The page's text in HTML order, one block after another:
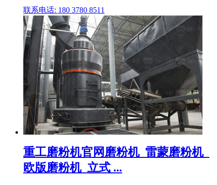
联系电话: 180 3780 8511
重工磨粉机官网磨粉机_雷蒙磨粉机_
欧版磨粉机_立式 ...